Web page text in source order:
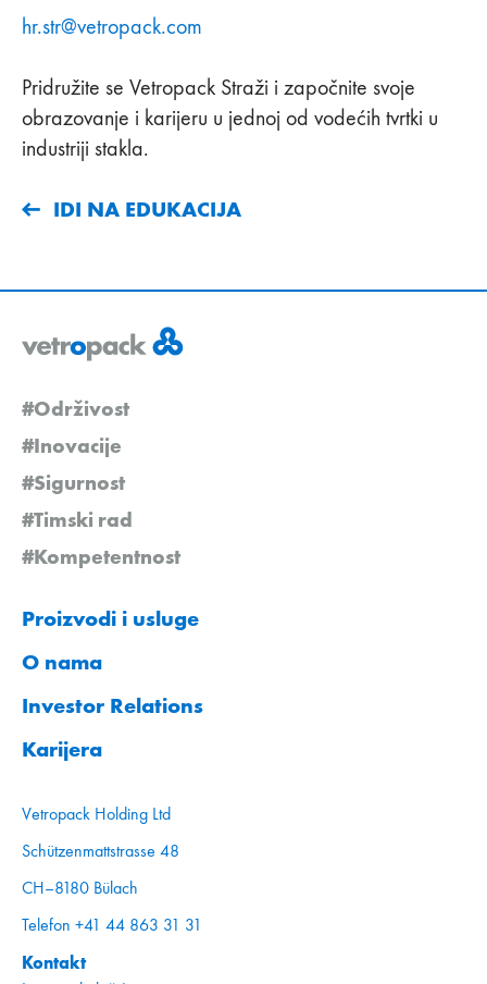
hr.str@vetropack.com
Pridružite se Vetropack Straži i započnite svoje
obrazovanje i karijeru u jednoj od vodećih tvrtki u
industriji stakla.
IDI NA EDUKACIJA
#Održivost
#Inovacije
#Sigurnost
#Timski rad
#Kompetentnost
Proizvodi i usluge
O nama
Investor Relations
Karijera
Vetropack Holding Ltd
Schützenmattstrasse 48
CH–8180 Bülach
Telefon +41 44 863 31 31
Kontakt